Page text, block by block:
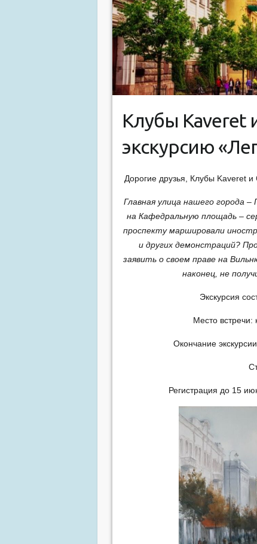
Клубы Kaveret
экскурсию
Дорогие друзья, Клубы Kaveret
Главная улица нашего города
на Кафедральную площадь –
проспекту маршировали
и других демонстраций?
заявить о своем праве на
наконец, не
Экскурсия
Место
Окончание
Регистрация до 15